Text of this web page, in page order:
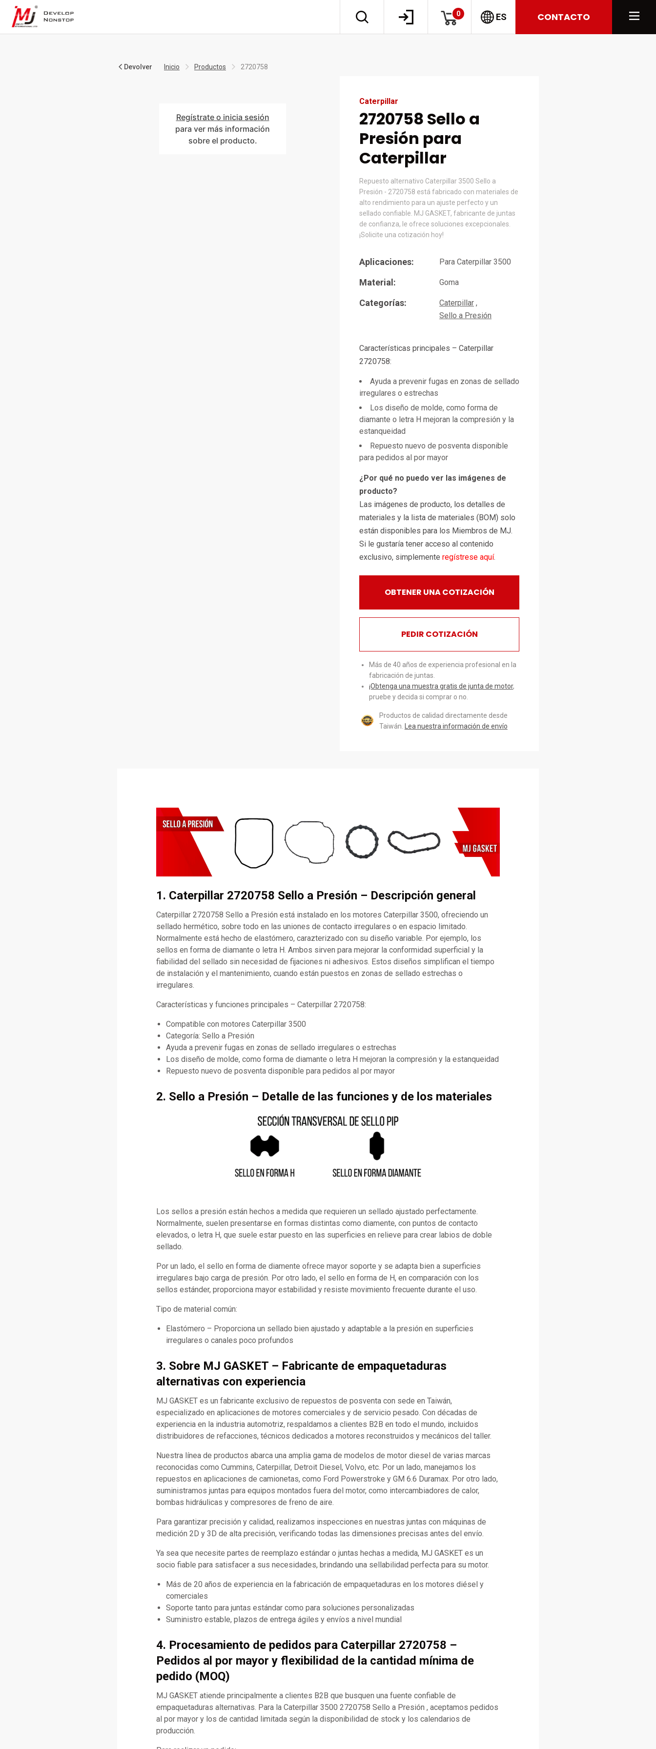
0 ES CONTACTO
Devolver Inicio Productos 2720758
Regístrate o inicia sesión
para ver más información
sobre el producto.
Caterpillar
2720758 Sello a
Presión para
Caterpillar
Repuesto alternativo Caterpillar 3500 Sello a
Presión - 2720758 está fabricado con materiales de
alto rendimiento para un ajuste perfecto y un
sellado confiable. MJ GASKET, fabricante de juntas
de confianza, le ofrece soluciones excepcionales.
¡Solicite una cotización hoy!
Aplicaciones: Para Caterpillar 3500
Material: Goma
Categorías:
Caterpillar
Sello a Presión
Características principales – Caterpillar
2720758:
Ayuda a prevenir fugas en zonas de sellado
irregulares o estrechas
Los diseño de molde, como forma de
diamante o letra H mejoran la compresión y la
estanqueidad
Repuesto nuevo de posventa disponible
para pedidos al por mayor
¿Por qué no puedo ver las imágenes de
producto?
Las imágenes de producto, los detalles de
materiales y la lista de materiales (BOM) solo
están disponibles para los Miembros de MJ.
Si le gustaría tener acceso al contenido
exclusivo, simplemente regístrese aquí.
OBTENER UNA COTIZACIÓN
PEDIR COTIZACIÓN
Más de 40 años de experiencia profesional en la
fabricación de juntas.
¡Obtenga una muestra gratis de junta de motor,
pruebe y decida si comprar o no.
Productos de calidad directamente desde
Taiwán.
Lea nuestra información de envío
1. Caterpillar 2720758 Sello a Presión – Descripción general
Caterpillar 2720758 Sello a Presión está instalado en los motores Caterpillar 3500, ofreciendo un
sellado hermético, sobre todo en las uniones de contacto irregulares o en espacio limitado.
Normalmente está hecho de elastómero, carazterizado con su diseño variable. Por ejemplo, los
sellos en forma de diamante o letra H. Ambos sirven para mejorar la conformidad superficial y la
fiabilidad del sellado sin necesidad de fijaciones ni adhesivos. Estos diseños simplifican el tiempo
de instalación y el mantenimiento, cuando están puestos en zonas de sellado estrechas o
irregulares.
Características y funciones principales – Caterpillar 2720758:
Compatible con motores Caterpillar 3500
Categoría: Sello a Presión
Ayuda a prevenir fugas en zonas de sellado irregulares o estrechas
Los diseño de molde, como forma de diamante o letra H mejoran la compresión y la estanqueidad
Repuesto nuevo de posventa disponible para pedidos al por mayor
2. Sello a Presión – Detalle de las funciones y de los materiales
Los sellos a presión están hechos a medida que requieren un sellado ajustado perfectamente.
Normalmente, suelen presentarse en formas distintas como diamente, con puntos de contacto
elevados, o letra H, que suele estar puesto en las superficies en relieve para crear labios de doble
sellado.
Por un lado, el sello en forma de diamente ofrece mayor soporte y se adapta bien a superficies
irregulares bajo carga de presión. Por otro lado, el sello en forma de H, en comparación con los
sellos estánder, proporciona mayor estabilidad y resiste movimiento frecuente durante el uso.
Tipo de material común:
Elastómero – Proporciona un sellado bien ajustado y adaptable a la presión en superficies
irregulares o canales poco profundos
3. Sobre MJ GASKET – Fabricante de empaquetaduras
alternativas con experiencia
MJ GASKET es un fabricante exclusivo de repuestos de posventa con sede en Taiwán,
especializado en aplicaciones de motores comerciales y de servicio pesado. Con décadas de
experiencia en la industria automotriz, respaldamos a clientes B2B en todo el mundo, incluidos
distribuidores de refacciones, técnicos dedicados a motores reconstruidos y mecánicos del taller.
Nuestra línea de productos abarca una amplia gama de modelos de motor diesel de varias marcas
reconocidas como Cummins, Caterpillar, Detroit Diesel, Volvo, etc. Por un lado, manejamos los
repuestos en aplicaciones de camionetas, como Ford Powerstroke y GM 6.6 Duramax. Por otro lado,
suministramos juntas para equipos montados fuera del motor, como intercambiadores de calor,
bombas hidráulicas y compresores de freno de aire.
Para garantizar precisión y calidad, realizamos inspecciones en nuestras juntas con máquinas de
medición 2D y 3D de alta precisión, verificando todas las dimensiones precisas antes del envío.
Ya sea que necesite partes de reemplazo estándar o juntas hechas a medida, MJ GASKET es un
socio fiable para satisfacer a sus necesidades, brindando una sellabilidad perfecta para su motor.
Más de 20 años de experiencia en la fabricación de empaquetaduras en los motores diésel y
comerciales
Soporte tanto para juntas estándar como para soluciones personalizadas
Suministro estable, plazos de entrega ágiles y envíos a nivel mundial
4. Procesamiento de pedidos para Caterpillar 2720758 –
Pedidos al por mayor y flexibilidad de la cantidad mínima de
pedido (MOQ)
MJ GASKET atiende principalmente a clientes B2B que busquen una fuente confiable de
empaquetaduras alternativas. Para la Caterpillar 3500 2720758 Sello a Presión , aceptamos pedidos
al por mayor y los de cantidad limitada según la disponibilidad de stock y los calendarios de
producción.